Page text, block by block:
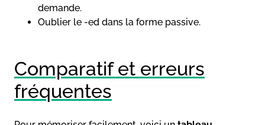
demande.
Oublier le -ed dans la forme passive.
Comparatif et erreurs
fréquentes